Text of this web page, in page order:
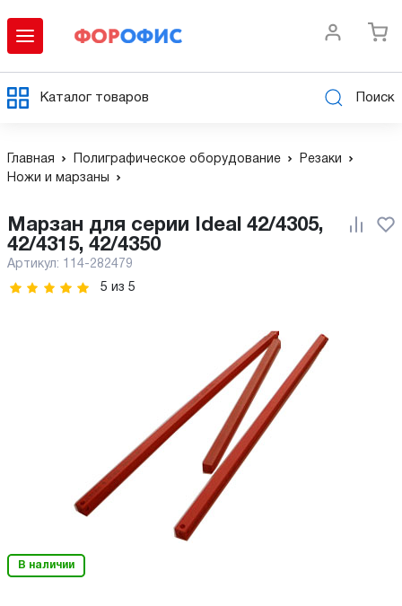
Каталог товаров Поиск
Главная Полиграфическое оборудование
Резаки
Ножи и марзаны
Марзан для серии Ideal 42/4305,
42/4315, 42/4350
Артикул: 114-282479
5 из 5
В наличии